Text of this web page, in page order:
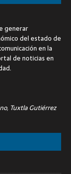
generar
del estado de
en la
de noticias en
Tuxtla Gutiérrez